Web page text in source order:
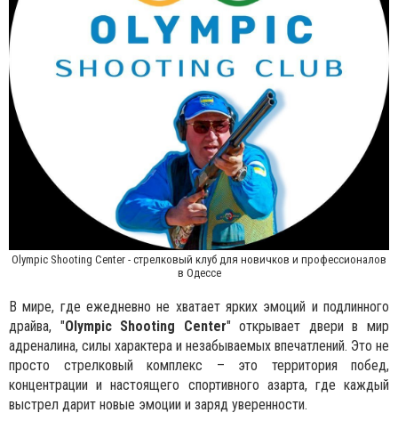
Olympic Shooting Center - стрелковый клуб для новичков и профессионалов
в Одессе
В мире, где ежедневно не хватает ярких эмоций и подлинного
драйва, "Olympic Shooting Center" открывает двери в мир
адреналина, силы характера и незабываемых впечатлений. Это не
просто стрелковый комплекс – это территория побед,
концентрации и настоящего спортивного азарта, где каждый
выстрел дарит новые эмоции и заряд уверенности.